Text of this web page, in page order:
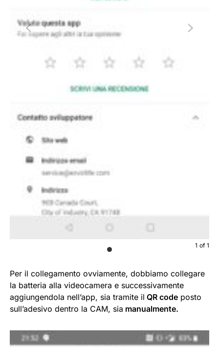
1 of 1
Per il collegamento ovviamente, dobbiamo collegare
la batteria alla videocamera e successivamente
aggiungendola nell’app, sia tramite il QR code posto
sull’adesivo dentro la CAM, sia manualmente.